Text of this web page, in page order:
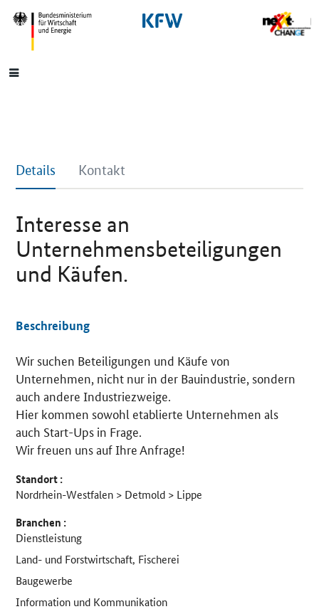
SrOnlyNavigation
Hauptmenü
Details Kontakt
Interesse an
Unternehmensbeteiligungen
und Käufen.
Details
Beschreibung
Wir suchen Beteiligungen und Käufe von
Unternehmen, nicht nur in der Bauindustrie, sondern
auch andere Industriezweige.
Hier kommen sowohl etablierte Unternehmen als
auch Start-Ups in Frage.
Wir freuen uns auf Ihre Anfrage!
Standort :
Nordrhein-Westfalen > Detmold > Lippe
Branchen :
Dienstleistung
Land- und Forstwirtschaft, Fischerei
Baugewerbe
Information und Kommunikation